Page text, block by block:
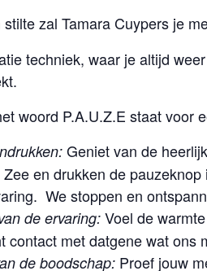
zal Tamara Cuypers je
techniek, waar je altijd
woord P.A.U.Z.E staat voor
Geniet van de
en drukken de
We stoppen en
de ervaring:Voel de
contact met datgene wat
de boodschap: Proef jouw